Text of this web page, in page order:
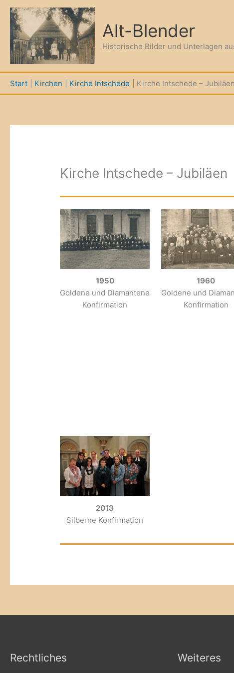
Zum
Inhalt
springen
Alt-Blender
Historische Bilder und Unterlagen
Start Kirchen Kirche Intschede Kirche Intschede – Jubiläen
Kirche Intschede – Jubiläen
1950
Goldene und Diamantene
Konfirmation
1960
Goldene und
Konfirmation
2013
Silberne Konfirmation
Rechtliches Weiteres